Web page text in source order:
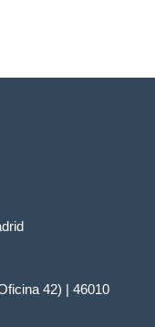
42) | 46010